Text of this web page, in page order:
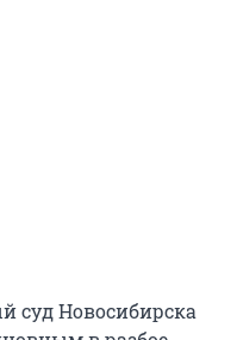
суд Новосибирска